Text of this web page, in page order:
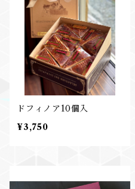
ドフィノア10個入
¥3,750